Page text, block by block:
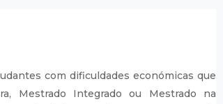
com dificuldades económicas que
Mestrado Integrado ou Mestrado na